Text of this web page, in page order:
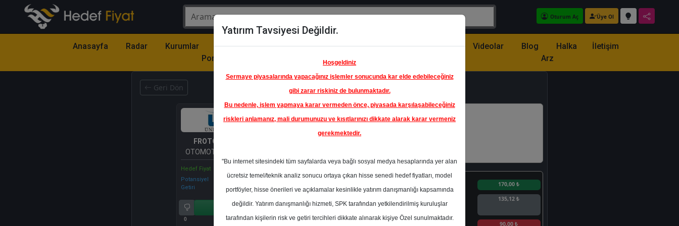
Oturum Aç Üye Ol
Anasayfa Radar Kurumlar
Model
Portföy
Hisse
Öne
Çıkanlar
Raporlar Partnerlerimiz Videolar Blog
Halka
Arz
İletişim
Geri Dön
FROTO
OTOMOTİV SANAYİ
A.Ş.
Hedef Fiyat
Potansiyel
Getiri
%0.00
0 1
En Yüksek Tahmin 170,00 ₺
Ortalama Fiyat
Tahmini
135,12 ₺
90,00 ₺
Yatırım Tavsiyesi Değildir.
Hoşgeldiniz
Sermaye piyasalarında yapacağınız işlemler sonucunda kar elde edebileceğiniz
gibi zarar riskiniz de bulunmaktadır.
Bu nedenle, işlem yapmaya karar vermeden önce, piyasada karşılaşabileceğiniz
riskleri anlamanız, mali durumunuzu ve kısıtlarınızı dikkate alarak karar vermeniz
gerekmektedir.
"Bu internet sitesindeki tüm sayfalarda veya bağlı sosyal medya hesaplarında yer alan
ücretsiz temel/teknik analiz sonucu ortaya çıkan hisse senedi hedef fiyatları, model
portföyler, hisse önerileri ve açıklamalar kesinlikle yatırım danışmanlığı kapsamında
değildir. Yatırım danışmanlığı hizmeti, SPK tarafından yetkilendirilmiş kuruluşlar
tarafından kişilerin risk ve getiri tercihleri dikkate alınarak kişiye Özel sunulmaktadır.